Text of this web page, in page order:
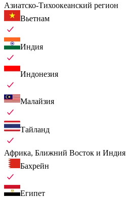
Азиатско-Тихоокеанский регион
Вьетнам
Индия
Индонезия
Малайзия
Тайланд
Африка, Ближний Восток и Индия
Бахрейн
Египет